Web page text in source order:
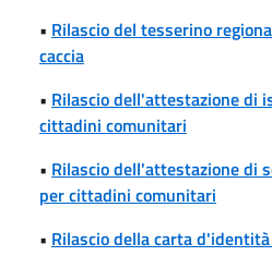
• Rilascio del tesserino
caccia
• Rilascio dell'attestazione di
cittadini comunitari
• Rilascio dell'attestazione di
per cittadini comunitari
• Rilascio della carta